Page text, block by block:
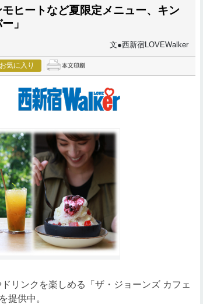
ヒートなど夏限定メニュー、キン
」
文●西新宿LOVEWalker
お気に入り
リンクを楽しめる「ザ・ジョーンズ カフェ
提供中。